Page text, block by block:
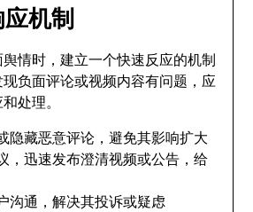
机制
情时，建立一个快速反应的机制
负面评论或视频内容有问题，应
处理。
隐藏恶意评论，避免其影响扩大
，迅速发布澄清视频或公告，给
沟通，解决其投诉或疑虑